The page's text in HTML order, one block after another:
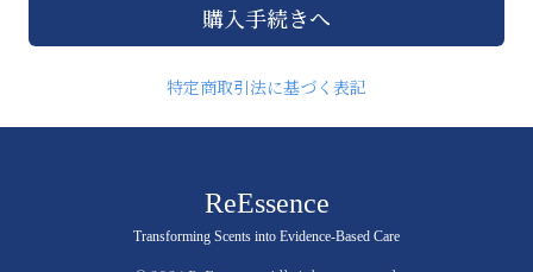
購入手続きへ
特定商取引法に基づく表記
ReEssence
Transforming Scents into Evidence-Based Care